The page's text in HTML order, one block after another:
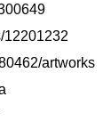
artworks